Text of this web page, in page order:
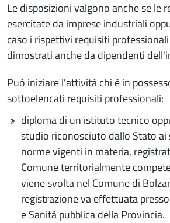
Le disposizioni valgono anche se le
esercitate da imprese industriali
caso i rispettivi requisiti
dimostrati anche da dipendenti
Può iniziare l'attività chi è in
sottoelencati requisiti professionali:
diploma di un istituto tecnico
studio riconosciuto dallo Stato ai
norme vigenti in materia,
Comune territorialmente
viene svolta nel Comune di
registrazione va effettuata
e Sanità pubblica della Provincia.